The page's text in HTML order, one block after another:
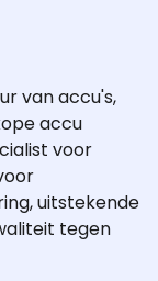
van accu's,
accu
voor
uitstekende
tegen